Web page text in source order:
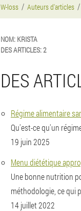
W-loss Auteurs d'articles
NOM: KRISTA
DES ARTICLES:2
DES
Régime alimentaire
Qu'est-ce qu'un
19 juin 2025
Menu diététique
Une bonne nutrition
méthodologie, ce qui
14 juillet 2022